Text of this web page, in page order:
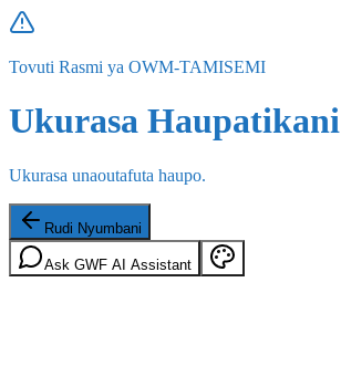
Tovuti Rasmi ya OWM-TAMISEMI
Ukurasa Haupatikani
Ukurasa unaoutafuta haupo.
Rudi Nyumbani
Ask GWF AI Assistant